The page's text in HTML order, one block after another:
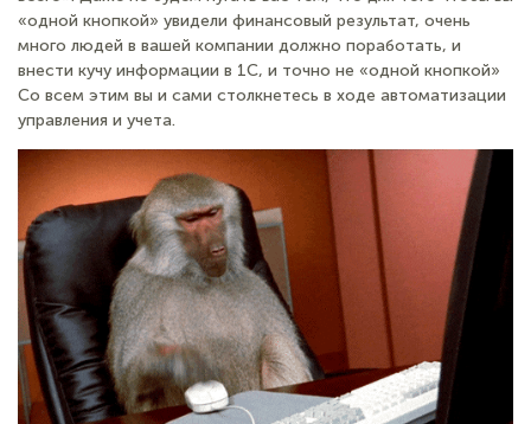
«одной кнопкой» увидели финансовый результат, очень
много людей в вашей компании должно поработать, и
внести кучу информации в 1С, и точно не «одной кнопкой»
Со всем этим вы и сами столкнетесь в ходе автоматизации
управления и учета.